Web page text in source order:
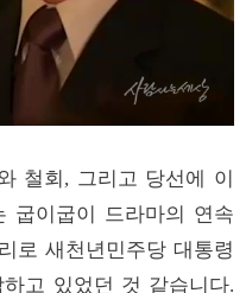
철회, 그리고 당선에 이
굽이굽이 드라마의 연속
로 새천년민주당 대통령
고 있었던 것 같습니다.